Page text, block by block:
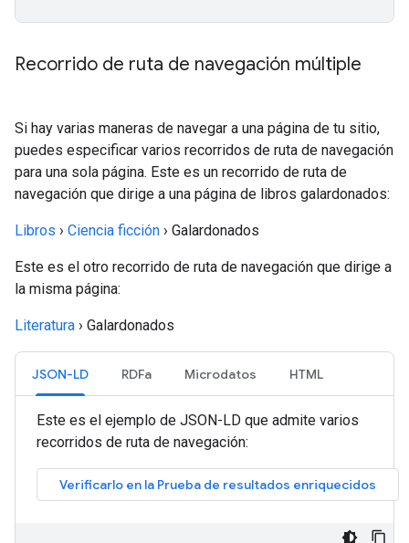
Recorrido de ruta de navegación múltiple
Si hay varias maneras de navegar a una página de tu sitio,
puedes especificar varios recorridos de ruta de navegación
para una sola página. Este es un recorrido de ruta de
navegación que dirige a una página de libros galardonados:
Libros › Ciencia ficción › Galardonados
Este es el otro recorrido de ruta de navegación que dirige a
la misma página:
Literatura › Galardonados
JSON-LD RDFa Microdatos HTML
Este es el ejemplo de JSON-LD que admite varios
recorridos de ruta de navegación: